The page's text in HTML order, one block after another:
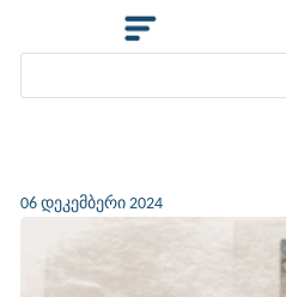
06 დეკემბერი 2024